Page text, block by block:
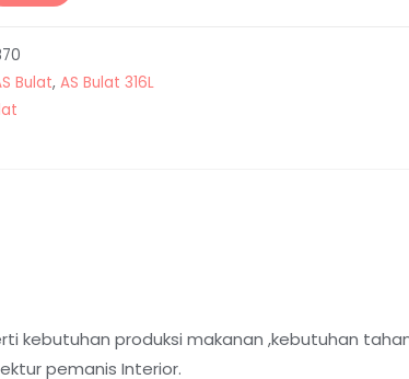
Bulat, AS Bulat 316L
kebutuhan produksi makanan ,kebutuhan
pemanis Interior.